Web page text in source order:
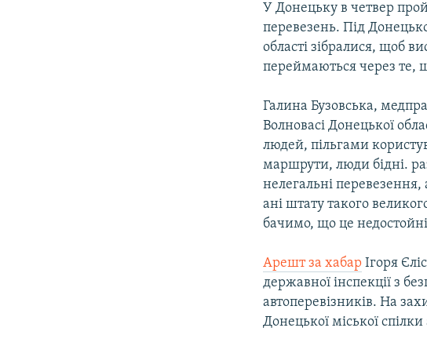
У Донецьку в четвер
перевезень. Під
області зібралися, щоб
переймаються через те,
Галина Бузовська,
Волновасі Донецької
людей, пільгами
маршрути, люди бідні.
нелегальні
ані штату такого
бачимо, що це
Арешт за хабар Ігоря
державної інспекції з
автоперевізників. На
Донецької міської